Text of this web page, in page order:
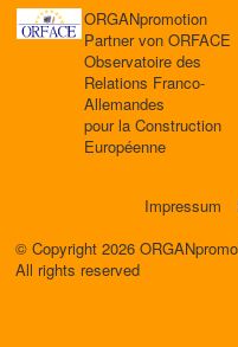
ORGANpromotion
Partner von ORFACE
Observatoire des
Relations Franco-
Allemandes
pour la Construction
Européenne
Impressum
© Copyright 2026
All rights reserved